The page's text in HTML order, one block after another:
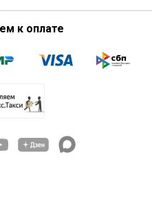
к оплате